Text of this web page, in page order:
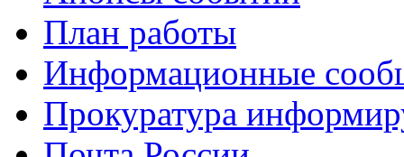
План работы
Информационные
Прокуратура